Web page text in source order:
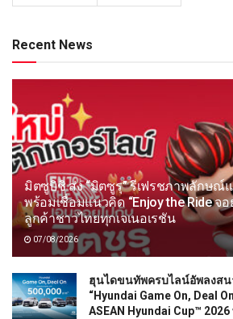
Recent News
มิตซูบิชิ ส่ง “มิตซูรุ” รีเฟรชภาพลักษณ์
พร้อมเชื่อมแนวคิด “Enjoy the Ride จอ
ลูกค้าชาวไทยทุกเจเนอเรชัน
07/08/2026
ฮุนไดขนทัพครบไลน์อัพลงส
“Hyundai Game On, Deal
ASEAN Hyundai Cup™